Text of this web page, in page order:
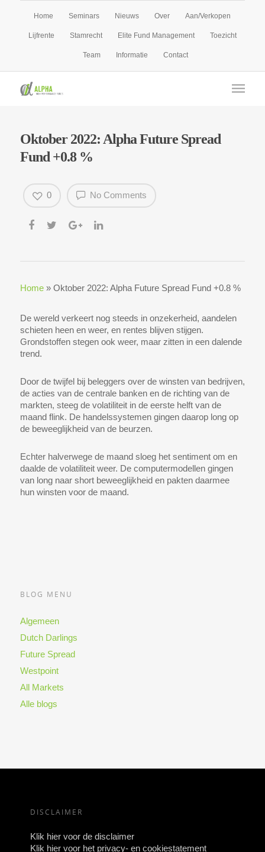
Home Seminars Nieuws Over Aan/Verkopen
Lijfrente Stamrecht Elite Fund Management Toezicht
Team Informatie Contact
Oktober 2022: Alpha Future Spread
Fund +0.8 %
No Comments
0
Home» Oktober 2022: Alpha Future Spread Fund +0.8 %
De wereld verkeert nog steeds in onzekerheid, aandelen
schieten heen en weer, en rentes blijven stijgen.
Grondstoffen stegen ook weer, maar zitten in een dalende
trend.
Door de twijfel bij beleggers over de winsten van bedrijven,
de acties van de centrale banken en de richting van de
markten, steeg de volatiliteit in de eerste helft van de
maand flink. De handelssystemen gingen daarop long op
de beweeglijkheid van de beurzen.
Echter halverwege de maand sloeg het sentiment om en
daalde de volatiliteit weer. De computermodellen gingen
van long naar short beweeglijkheid en pakten daarmee
hun winsten voor de maand.
BLOG MENU
Algemeen
Dutch Darlings
Future Spread
Westpoint
All Markets
Alle blogs
DISCLAIMER
Klik hier voor de disclaimer
Klik hier voor het privacy- en cookiestatement